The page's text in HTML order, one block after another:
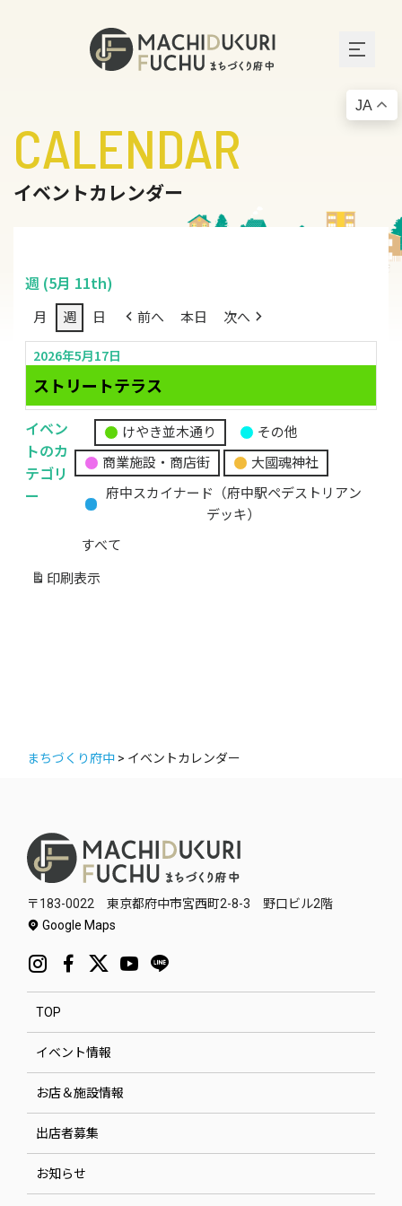
CALENDAR
イベントカレンダー
週 (5月 11th)
月 週 日 前へ 本日 次へ
2026年5月17日
ストリートテラス
イベン
トのカ
テゴリ
ー
無
題
カ
ゴ
リ
けやき並木通り
その他
商業施設・商店街
大國魂神社
府中スカイナード（府中駅ペデストリアン
デッキ）
すべて
印刷 表示
まちづくり府中 > イベントカレンダー
〒183-0022 東京都府中市宮西町2-8-3 野口ビル2階
Google Maps
TOP
イベント情報
お店＆施設情報
出店者募集
お知らせ
JA